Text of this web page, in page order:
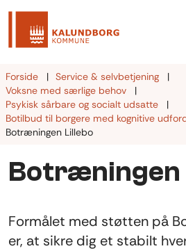
Forside
Service & selvbetjening
Voksne med særlige behov
Psykisk sårbare og socialt udsatte
Botilbud til borgere med kognitive
Botræningen Lillebo
Botræningen
Formålet med støtten på
er, at sikre dig et stabilt